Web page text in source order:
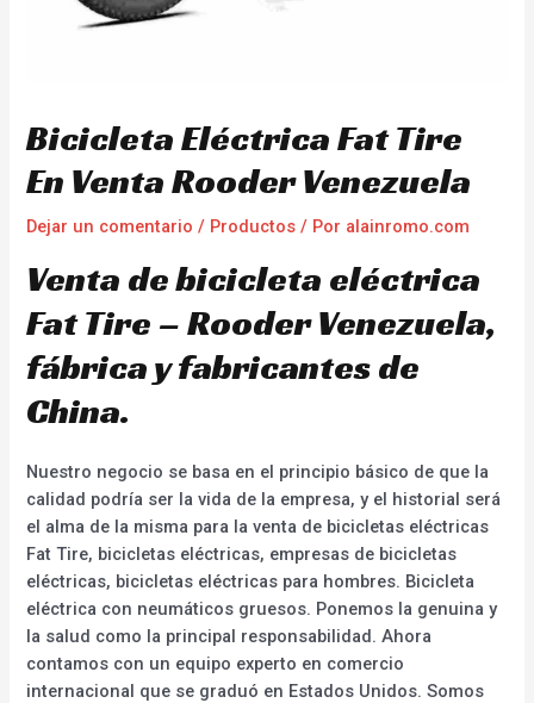
Bicicleta Eléctrica Fat Tire
En Venta Rooder Venezuela
Dejar un comentario / Productos / Por alainromo.com
Venta de bicicleta eléctrica
Fat Tire – Rooder Venezuela,
fábrica y fabricantes de
China.
Nuestro negocio se basa en el principio básico de que la
calidad podría ser la vida de la empresa, y el historial será
el alma de la misma para la venta de bicicletas eléctricas
Fat Tire, bicicletas eléctricas, empresas de bicicletas
eléctricas, bicicletas eléctricas para hombres. Bicicleta
eléctrica con neumáticos gruesos. Ponemos la genuina y
la salud como la principal responsabilidad. Ahora
contamos con un equipo experto en comercio
internacional que se graduó en Estados Unidos. Somos